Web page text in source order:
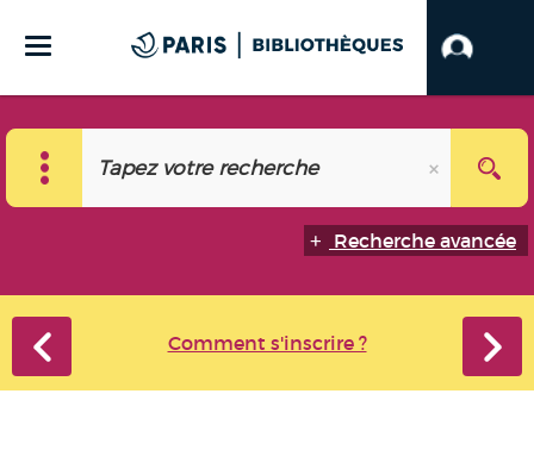
Recherche avancée
Comment s'inscrire ?